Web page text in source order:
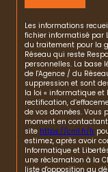
Les informations
fichier informatisé par
du traitement pour la
Réseau qui reste
personnelles. La base
de l'Agence / du
suppression et sont
la loi « informatique et
rectification,
de vos données. Vous
moment en contactant
site https://cnil.fr/fr
estimez, après avoir
Informatique et
une réclamation à la
liste d'opposition au